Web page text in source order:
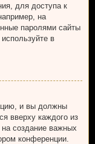
для доступа к
на
паролями сайты
в
и вы должны
вверху каждого из
создание важных
конференции.